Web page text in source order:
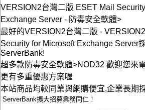
VERSION2台灣二版 ESET Mail
Exchange Server - 防毒安全軟體>
最好的VERSION2台灣二版 -
Security for Microsoft Exchange Server
ServerBank!
超多款防毒安全軟體>NOD32 歡迎您來
更有多重優惠方案喔
本站商品均較同業與網購便宜,企業長期
ServerBank擴大招募業務同仁！